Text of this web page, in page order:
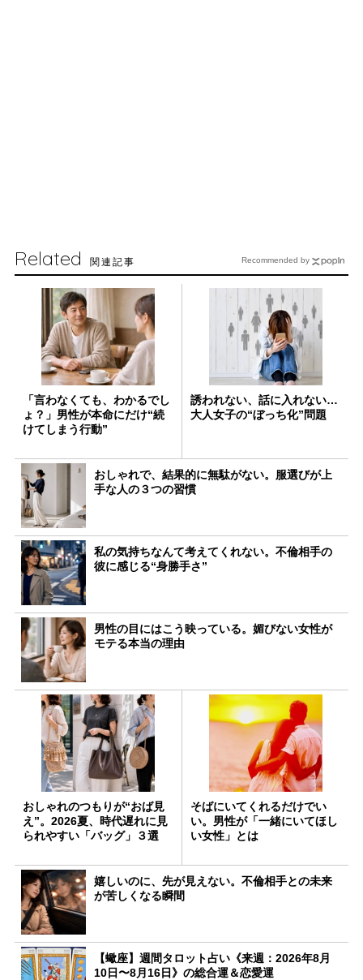
Related 関連記事
「言わなくても、わかるでし
ょ？」男性が本命にだけ“続
けてしまう行動”
誘われない、話に入れない…
大人女子の“ぼっち化”問題
おしゃれで、結果的に無駄がない。服選びが上
手な人の３つの習慣
私の気持ちなんて考えてくれない。不倫相手の
彼に感じる“身勝手さ”
男性の目にはこう映っている。媚びない女性が
モテる本当の理由
おしゃれのつもりが“おば見
え”。2026夏、時代遅れに見
られやすい「バッグ」３選
そばにいてくれるだけでい
い。男性が「一緒にいてほし
い女性」とは
嬉しいのに、先が見えない。不倫相手との未来
が苦しくなる瞬間
【蠍座】週間タロット占い《来週：2026年8月
10日〜8月16日》の総合運＆恋愛運
Recommended by